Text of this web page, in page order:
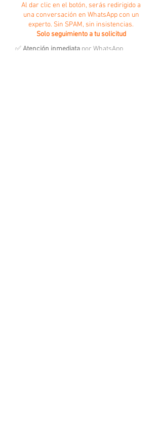
Al dar clic en el botón, serás redirigido a
una conversación en WhatsApp con un
experto. Sin SPAM, sin insistencias.
Solo seguimiento a tu solicitud
✅Atención inmediata por WhatsApp